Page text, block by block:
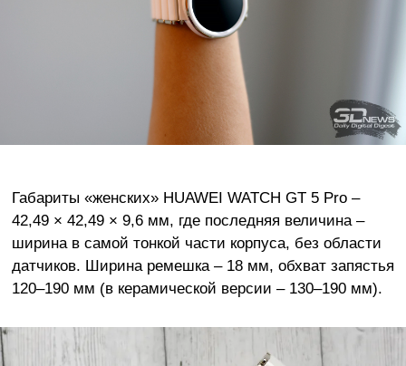
Габариты «женских» HUAWEI WATCH GT 5 Pro –
42,49 × 42,49 × 9,6 мм, где последняя величина –
ширина в самой тонкой части корпуса, без области
датчиков. Ширина ремешка – 18 мм, обхват запястья
120–190 мм (в керамической версии – 130–190 мм).